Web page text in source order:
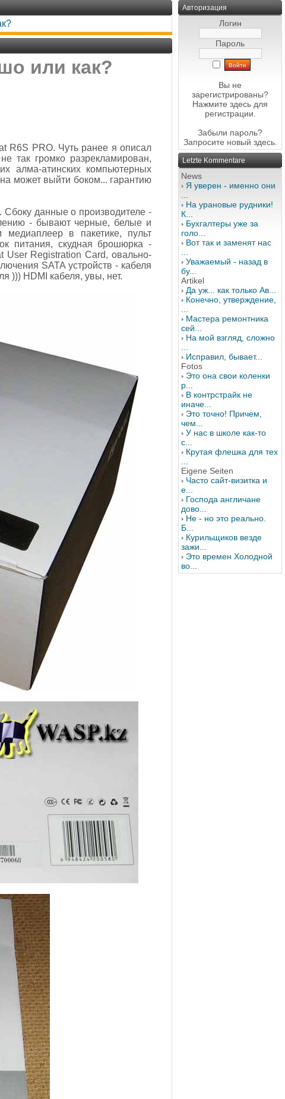
или как?
R6S PRO. Чуть ранее я описал
так громко разрекламирован,
алма-атинских компьютерных
может выйти боком... гарантию
Сбоку данные о производителе -
- бывают черные, белые и
в пакетике, пульт
питания, скудная брошюрка -
User Registration Card, овально-
SATA устройств - кабеля
))) HDMI кабеля, увы, нет.
Авторизация
Логин
Пароль
Вы не
зарегистрированы?
Нажмите здесь для
регистрации.
Забыли пароль?
Запросите новый здесь.
Letzte Kommentare
News
Я уверен - именно они
На урановые рудники!
К...
Бухгалтеры уже за
голо...
Вот так и заменят нас
Уважаемый - назад в
бу...
Artikel
Да уж... как только Ав...
Конечно, утверждение,
Мастера ремонтника
сей...
На мой взгляд, сложно
Исправил, бывает...
Fotos
Это она свои коленки
р...
В контрстрайк не
иначе...
Это точно! Причем,
чем...
У нас в школе как-то
с...
Крутая флешка для тех
Eigene Seiten
Часто сайт-визитка и
е...
Господа англичане
дово...
Не - но это реально.
Б...
Курильщиков везде
зажи...
Это времен Холодной
во...